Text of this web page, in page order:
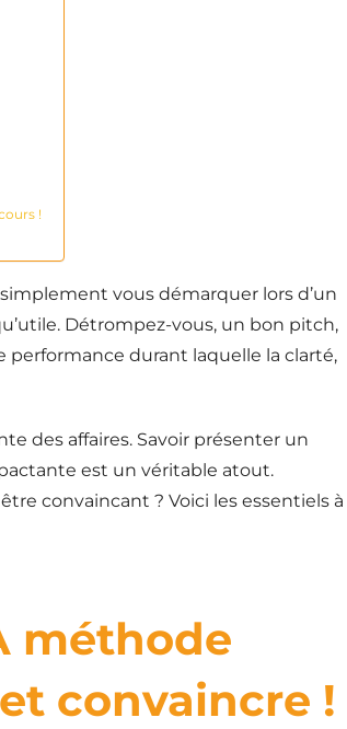
!
vous démarquer lors d’un
Détrompez-vous, un bon pitch,
performance durant laquelle la clarté,
des affaires. Savoir présenter un
est un véritable atout.
convaincant ? Voici les essentiels à
méthode
convaincre !